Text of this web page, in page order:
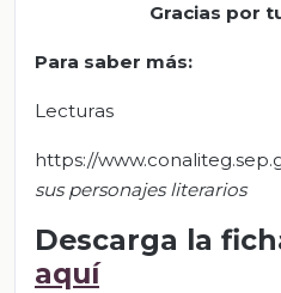
Gracias por
Para saber más:
Lecturas
https://
sus personajes literarios
Descarga la
aquí